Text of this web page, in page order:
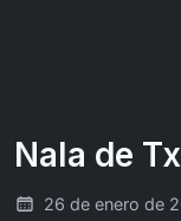
Nala de
26 de enero de